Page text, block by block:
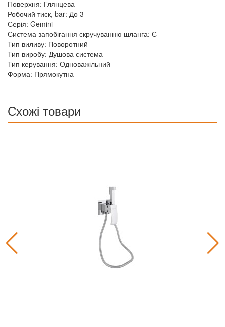
Поверхня: Глянцева
Робочий тиск, bar: До 3
Серія: Gemini
Система запобігання скручуванню шланга: Є
Тип виливу: Поворотний
Тип виробу: Душова система
Тип керування: Одноважільний
Форма: Прямокутна
Схожі товари